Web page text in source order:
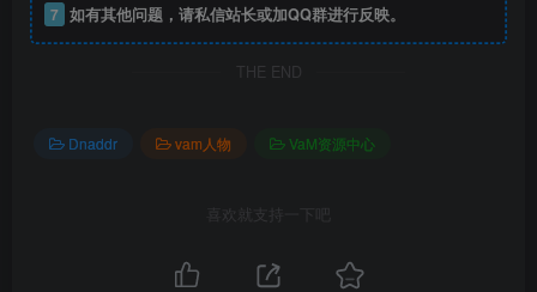
7 如有其他问题，请私信站长或加QQ群进行反映。
THE END
Dnaddr vam人物 VaM资源中心
喜欢就支持一下吧